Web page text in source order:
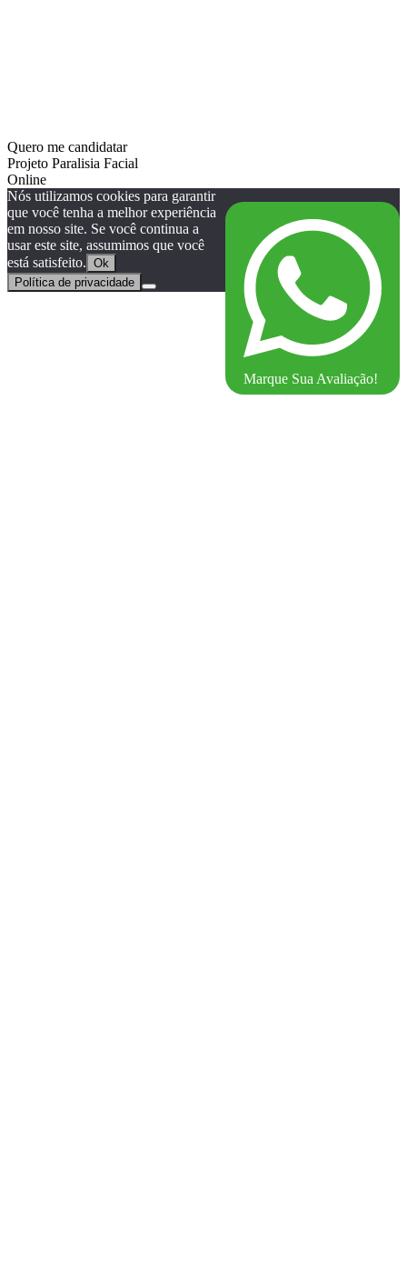
Quero me candidatar
Projeto Paralisia Facial
Online
Marque Sua Avaliação!
Nós utilizamos cookies para garantir
que você tenha a melhor experiência
em nosso site. Se você continua a
usar este site, assumimos que você
está satisfeito. Ok
Política de privacidade